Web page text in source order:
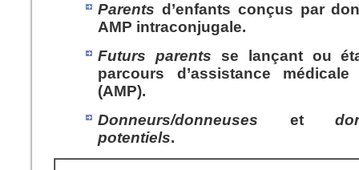
Parents d’enfants conçus par
AMP intraconjugale.
Futurs parents se lançant ou
parcours d’assistance
(AMP).
Donneurs/donneuses et
potentiels.